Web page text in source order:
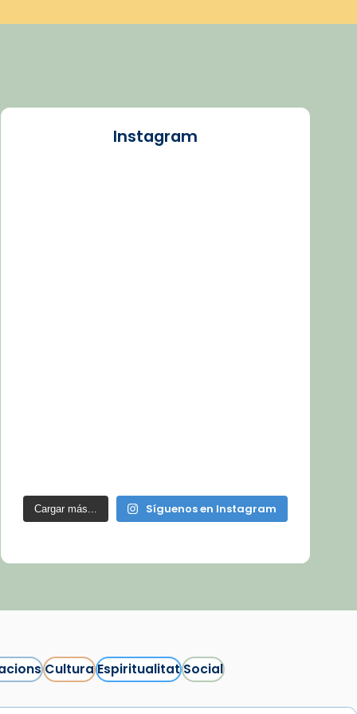
Instagram
Cargar más... Síguenos en Instagram
CulturaEspiritualitatSocial